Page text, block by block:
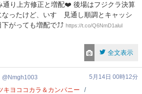
通り上方修正と増配❤️ 後場はフジクラ決算
ったけど、いすゞ見通し順調とキャッシ
がっても増配で⤴️⤴️ https://t.co/Q6NmD1alul
全文表示
Nmgh1003
5月14日 00時12分
キヨココカラ＆カンパニー